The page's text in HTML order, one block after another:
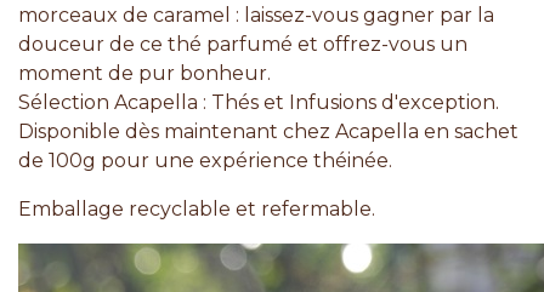
morceaux de caramel : laissez-vous gagner par la
douceur de ce thé parfumé et offrez-vous un
moment de pur bonheur.
Sélection Acapella : Thés et Infusions d'exception.
Disponible dès maintenant chez Acapella en sachet
de 100g pour une expérience théinée.
Emballage recyclable et refermable.